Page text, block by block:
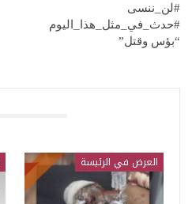
#لن_ننسى
#حدث_في_مثل_هذا_اليوم
“بؤس وقتل”
العرض في الرئيسة